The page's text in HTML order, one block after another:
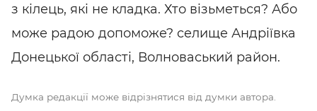
з кілець, які не кладка. Хто візьметься? Або
може радою допоможе? селище Андріївка
Донецької області, Волноваський район.
Думка редакції може відрізнятися від думки автора.